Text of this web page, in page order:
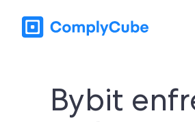
Bybit